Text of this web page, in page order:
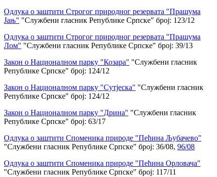
Одлука о заштити Строгог природног резервата "Прашума
Јањ" "Службени гласник Републике Српске" број: 123/12
Одлука о заштити Строгог природног резервата "Прашума
Лом" "Службени гласник Републике Српске" број: 39/13
Закон о Националном парку "Козара" "Службени гласник
Републике Српске" број: 124/12
Закон о Националном парку "Сутјеска" "Службени гласник
Републике Српске" број: 124/12
Закон о Националном парку "Дрина" "Службени гласник
Републике Српске" број: 63/17
Одлука о заштити Споменика природе "Пећина Љубачево"
"Службени гласник Републике Српске" број: 36/08, 96/08
Одлука о заштити Споменика природе "Пећина Орловача"
"Службени гласник Републике Српске" број: 117/11